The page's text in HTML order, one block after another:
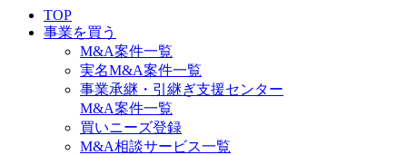
TOP
事業を買う
M&A案件一覧
実名M&A案件一覧
事業承継・引継ぎ支援センター
M&A案件一覧
買いニーズ登録
M&A相談サービス一覧